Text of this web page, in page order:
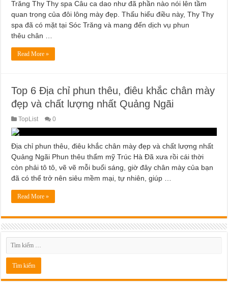
Trăng Thy Thy spa Câu ca dao như đã phần nào nói lên tầm
quan trọng của đôi lông mày đẹp. Thấu hiểu điều này, Thy Thy
spa đã có mặt tại Sóc Trăng và mang đến dịch vụ phun
thêu chân …
Read More »
Top 6 Địa chỉ phun thêu, điêu khắc chân mày
đẹp và chất lượng nhất Quảng Ngãi
TopList 0
Địa chỉ phun thêu, điêu khắc chân mày đẹp và chất lượng nhất
Quảng Ngãi Phun thêu thẩm mỹ Trúc Hà Đã xưa rồi cái thời
còn phải tô tô, vẽ vẽ mỗi buổi sáng, giờ đây chân mày của bạn
đã có thể trở nên siêu mềm mại, tự nhiên, giúp …
Read More »